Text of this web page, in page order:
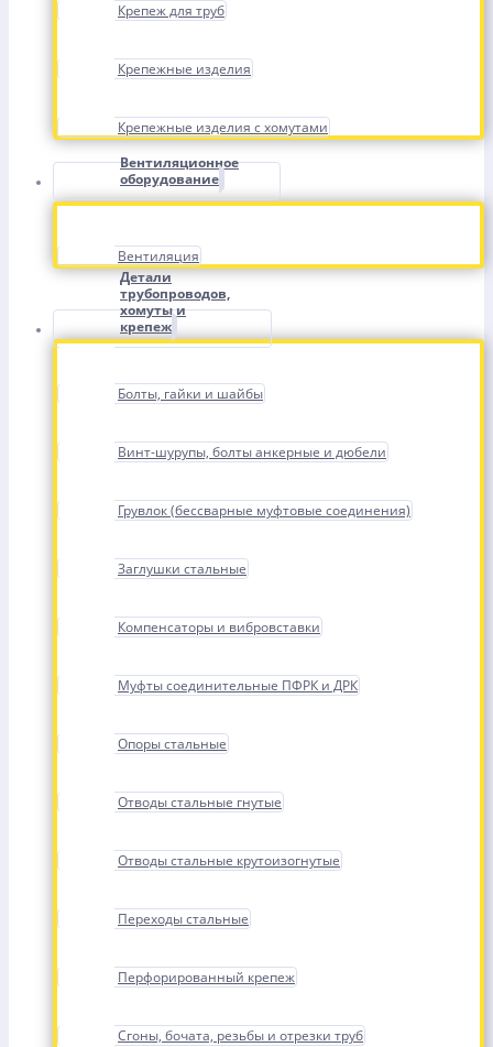
Крепеж для труб
Крепежные изделия
Крепежные изделия с хомутами
Вентиляционное
оборудование
Вентиляция
Детали
трубопроводов,
хомуты и
крепеж
Болты, гайки и шайбы
Винт-шурупы, болты анкерные и дюбели
Грувлок (бессварные муфтовые соединения)
Заглушки стальные
Компенсаторы и вибровставки
Муфты соединительные ПФРК и ДРК
Опоры стальные
Отводы стальные гнутые
Отводы стальные крутоизогнутые
Переходы стальные
Перфорированный крепеж
Сгоны, бочата, резьбы и отрезки труб